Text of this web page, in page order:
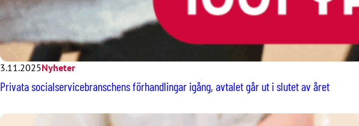
3.11.2025Nyheter
Privata socialservicebranschens förhandlingar igång, avtalet går ut i slutet av året